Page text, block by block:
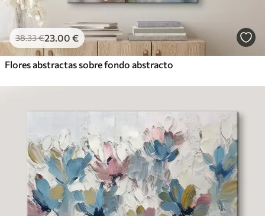
38.33€23.00 €
Flores abstractas sobre fondo abstracto